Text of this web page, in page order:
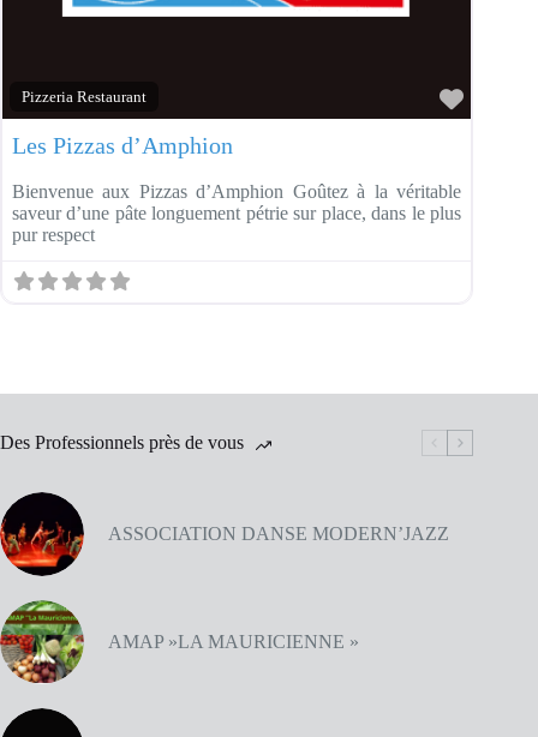
Pizzeria Restaurant
Les Pizzas d’Amphion
Bienvenue aux Pizzas d’Amphion Goûtez à la véritable
saveur d’une pâte longuement pétrie sur place, dans le plus
pur respect
Des Professionnels près de vous
ASSOCIATION DANSE MODERN’JAZZ
AMAP »LA MAURICIENNE »